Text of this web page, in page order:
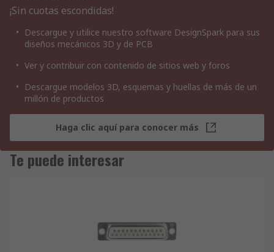
¡Sin cuotas escondidas!
Descargue y utilice nuestro software DesignSpark para sus
diseños mecánicos 3D y de PCB
Ver y contribuir con contenido de sitios web y foros
Descargue modelos 3D, esquemas y huellas de más de un
millón de productos
Haga clic aquí para conocer más
Te puede interesar